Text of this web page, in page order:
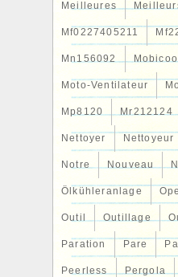
Meilleures
Mf0227405211
Mn156092
Moto-Ventilateur
Mp8120 Mr212124
Nettoyer Nettoyeur
Notre Nouveau
Ölkühleranlage Opel
Outil Outillage
Paration Pare
Peerless Pergola